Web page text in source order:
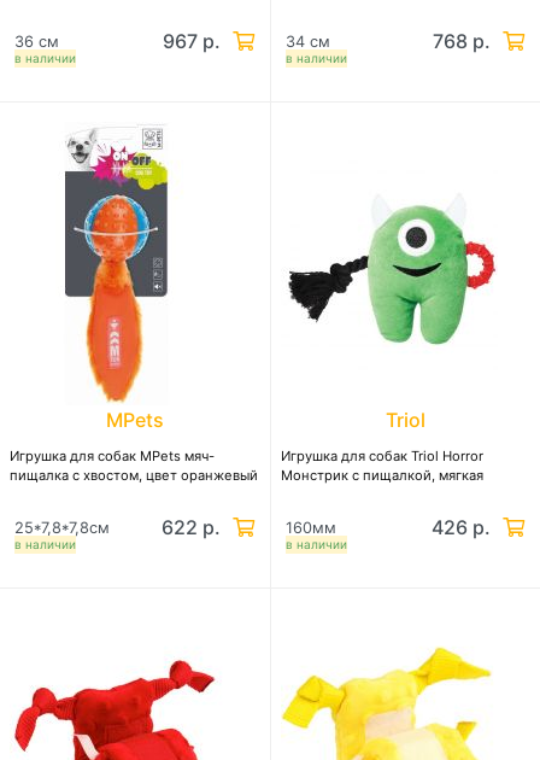
в наличии
36 см 967 р.
в наличии
34 см 768 р.
MPets
Игрушка для собак MPets мяч-
пищалка с хвостом, цвет оранжевый
в наличии
25*7,8*7,8см 622 р.
Triol
Игрушка для собак Triol Horror
Монстрик с пищалкой, мягкая
в наличии
160мм 426 р.